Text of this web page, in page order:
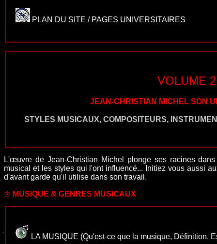
PLAN DU SITE / PAGES UNIVERSITAIRES
VOLUME 2
JEAN-CHRISTIAN MICHEL SON
STYLES MUSICAUX, COMPOSITEURS,
L'œuvre de Jean-Christian Michel plonge ses racines
musical et les styles qui l'ont influencé... Initiez vous aussi
d'avant garde qu'il utilise dans son travail.
♔ MUSIQUE & GENRES MUSICAUX
LA MUSIQUE (Qu'est-ce que la musique, Définition,